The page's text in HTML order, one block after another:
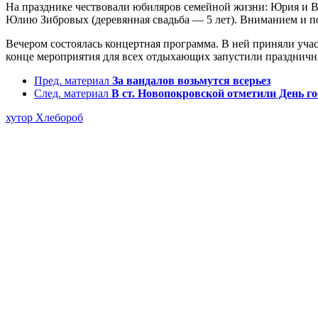
На празднике чествовали юбиляров семейной жизни: Юрия и
Юлию Зибровых (деревянная свадьба — 5 лет). Вниманием и
Вечером состоялась концертная программа. В ней приняли
конце мероприятия для всех отдыхающих запустили
Пред. материал За вандалов возьмутся всерьез
След. материал В ст. Новопокровской отметили День
хутор Хлебороб